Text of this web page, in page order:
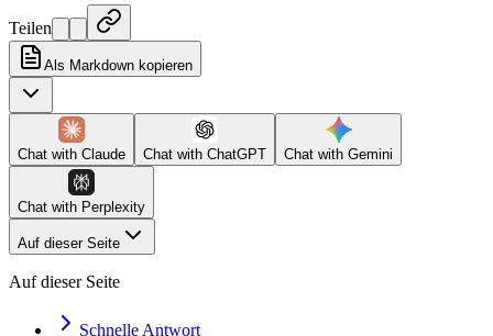
Teilen
Als Markdown kopieren
Chat with Claude Chat with ChatGPT Chat with Gemini
Chat with Perplexity
Auf dieser Seite
Auf dieser Seite
Schnelle Antwort